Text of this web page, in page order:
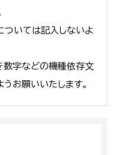
ついては記入しないよ
数字などの機種依存文
お願いいたします。